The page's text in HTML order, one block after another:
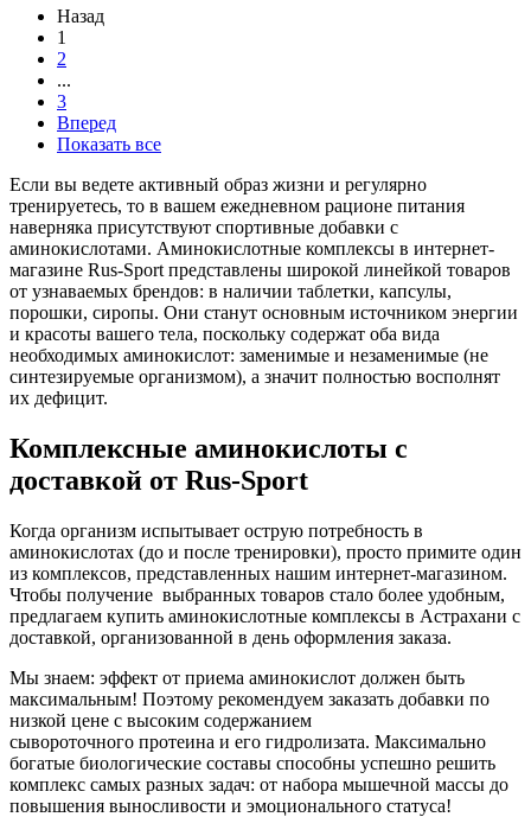
Назад
1
2
...
3
Вперед
Показать все
Если вы ведете активный образ жизни и регулярно
тренируетесь, то в вашем ежедневном рационе питания
наверняка присутствуют спортивные добавки с
аминокислотами. Аминокислотные комплексы в интернет-
магазине Rus-Sport представлены широкой линейкой товаров
от узнаваемых брендов: в наличии таблетки, капсулы,
порошки, сиропы. Они станут основным источником энергии
и красоты вашего тела, поскольку содержат оба вида
необходимых аминокислот: заменимые и незаменимые (не
синтезируемые организмом), а значит полностью восполнят
их дефицит.
Комплексные аминокислоты с
доставкой от Rus-Sport
Когда организм испытывает острую потребность в
аминокислотах (до и после тренировки), просто примите один
из комплексов, представленных нашим интернет-магазином.
Чтобы получение выбранных товаров стало более удобным,
предлагаем купить аминокислотные комплексы в Астрахани с
доставкой, организованной в день оформления заказа.
Мы знаем: эффект от приема аминокислот должен быть
максимальным! Поэтому рекомендуем заказать добавки по
низкой цене с высоким содержанием
сывороточного протеина и его гидролизата. Максимально
богатые биологические составы способны успешно решить
комплекс самых разных задач: от набора мышечной массы до
повышения выносливости и эмоционального статуса!